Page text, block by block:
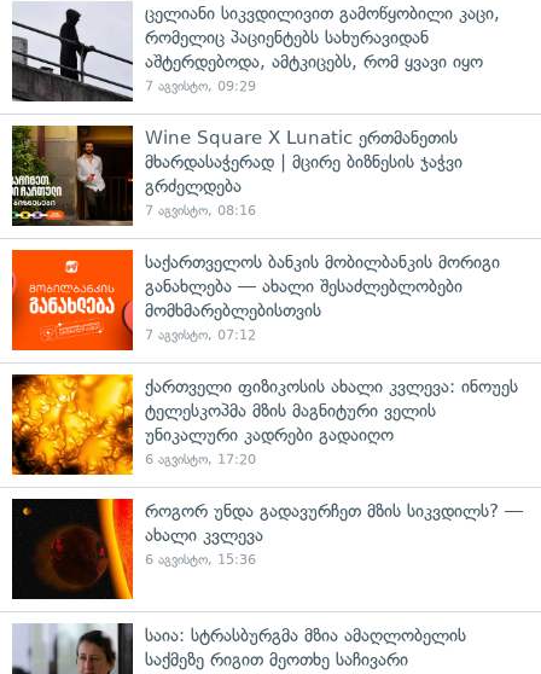
ცელიანი სიკვდილივით გამოწყობილი კაცი,
რომელიც პაციენტებს სახურავიდან
აშტერდებოდა, ამტკიცებს, რომ ყვავი იყო
7 აგვისტო, 09:29
Wine Square X Lunatic ერთმანეთის
მხარდასაჭერად | მცირე ბიზნესის ჯაჭვი
გრძელდება
7 აგვისტო, 08:16
საქართველოს ბანკის მობილბანკის მორიგი
განახლება — ახალი შესაძლებლობები
მომხმარებლებისთვის
7 აგვისტო, 07:12
ქართველი ფიზიკოსის ახალი კვლევა: ინოუეს
ტელესკოპმა მზის მაგნიტური ველის
უნიკალური კადრები გადაიღო
6 აგვისტო, 17:20
როგორ უნდა გადავურჩეთ მზის სიკვდილს? —
ახალი კვლევა
6 აგვისტო, 15:36
საია: სტრასბურგმა მზია ამაღლობელის
საქმეზე რიგით მეოთხე საჩივარი